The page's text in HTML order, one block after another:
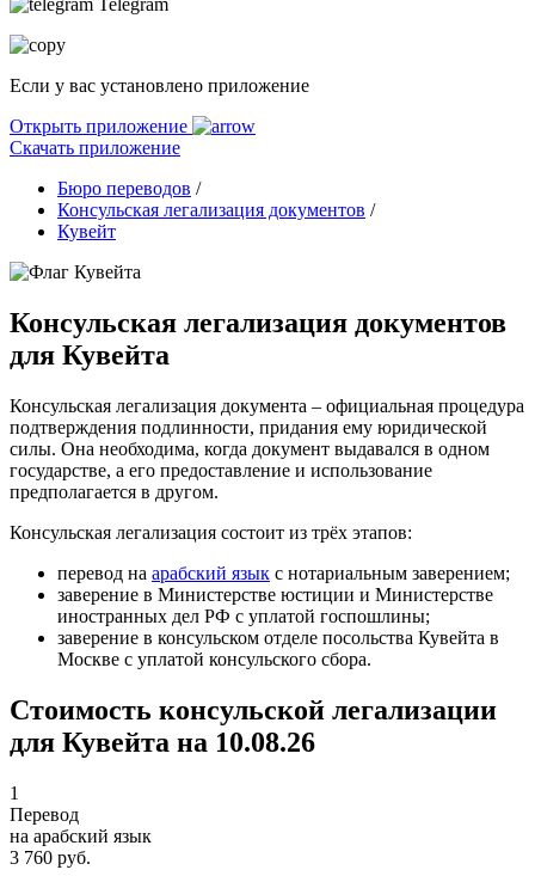
Telegram
Если у вас установлено приложение
Открыть приложение
Скачать приложение
Бюро переводов /
Консульская легализация документов /
Кувейт
Консульская легализация документов
для Кувейта
Консульская легализация документа – официальная процедура
подтверждения подлинности, придания ему юридической
силы. Она необходима, когда документ выдавался в одном
государстве, а его предоставление и использование
предполагается в другом.
Консульская легализация состоит из трёх этапов:
перевод на арабский язык с нотариальным заверением;
заверение в Министерстве юстиции и Министерстве
иностранных дел РФ с уплатой госпошлины;
заверение в консульском отделе посольства Кувейта в
Москве с уплатой консульского сбора.
Стоимость консульской легализации
для Кувейта на 10.08.26
1
Перевод
на арабский язык
3 760 руб.